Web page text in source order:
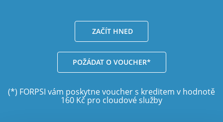
ZAČÍT HNED
POŽÁDAT O VOUCHER*
(*) FORPSI vám poskytne voucher s kreditem v hodnotě
160 Kč pro cloudové služby